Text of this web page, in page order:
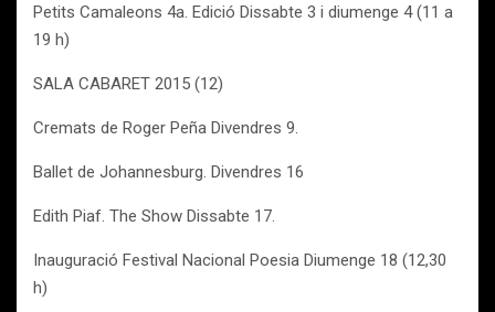
Petits Camaleons 4a. Edició Dissabte 3 i diumenge 4 (11 a
19 h)
SALA CABARET 2015 (12)
Cremats de Roger Peña Divendres 9.
Ballet de Johannesburg. Divendres 16
Edith Piaf. The Show Dissabte 17.
Inauguració Festival Nacional Poesia Diumenge 18 (12,30
h)